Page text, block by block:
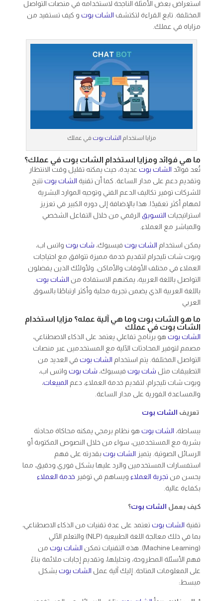
استعراض بعض الأمثلة الناجحة لاستخدامه في منصات التواصل
المختلفة. تابع القراءة لتكتشف الشات بوتو كيف تستفيد من
مزاياه في عملك.
مزايا استخدام الشات بوت في عملك
ما هي فوائد ومزايا استخدام الشات بوت في عملك؟
تُعد فوائد الشات بوتعديدة، حيث يمكنه تقليل وقت الانتظار
وتقديم دعم على مدار الساعة. كما أن تقنية الشات بوتتتيح
للشركات توفير تكاليف الدعم الفني وتوجيه الموارد البشرية
لمهام أكثر تعقيدًا. هذا بالإضافة إلى دوره الكبير في تعزيز
استراتيجيات التسويقالرقمي من خلال التفاعل الشخصي
والمباشر مع العملاء.
يمكن استخدام الشات بوتفيسبوك، شات بوتواتس اب،
وبوت شات تليجرام لتقديم خدمة مميزة تتوافق مع احتياجات
العملاء في مختلف الأوقات والأماكن. ولأولئك الذين يفضلون
التواصل باللغة العربية، يمكنهم الاستفادة من الشات بوت
باللغة العربية الذي يضمن تجربة محلية وأكثر ارتباطًا بالسوق
العربي
ما هو الشات بوت وما هي آلية عمله؟ مزايا استخدام
الشات بوت في عملك
الشات بوتهو برنامج تفاعلي يعتمد على الذكاء الاصطناعي،
مصمم لتوفير المحادثات الآلية مع المستخدمين عبر منصات
التواصل المختلفة. يتم استخدام الشات بوتفي العديد من
التطبيقات مثل شات بوتفيسبوك، شات بوتواتس اب،
وبوت شات تليجرام، لتقديم خدمة العملاء، دعم المبيعات،
والمساعدة الفورية على مدار الساعة.
تعريف الشات بوت
ببساطة، الشات بوتهو نظام برمجي يمكنه محاكاة محادثة
بشرية مع المستخدمين، سواء من خلال النصوص المكتوبة أو
الرسائل الصوتية. يتميز الشات بوتبقدرته على فهم
استفسارات المستخدمين والرد عليها بشكل فوري ودقيق، مما
يحسن من تجربة العملاءويساهم في توفير خدمة العملاء
بكفاءة عالية.
كيف يعمل الشات بوت؟
تقنية الشات بوتتعتمد على عدة تقنيات من الذكاء الاصطناعي،
بما في ذلك معالجة اللغة الطبيعية (NLP) والتعلم الآلي
(Machine Learning). هذه التقنيات تمكن
الشات بوتمن
فهم الأسئلة المطروحة، وتحليلها، وتقديم إجابات ملائمة بناءً
على المعلومات المتاحة. إليك آلية عمل الشات بوتبشكل
مبسط: